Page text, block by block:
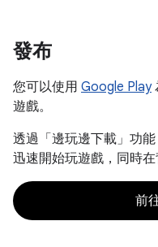
發布
您可以使用 Google Play
遊戲。
透過「邊玩邊下載」 功
迅速開始玩遊戲，同時在
前